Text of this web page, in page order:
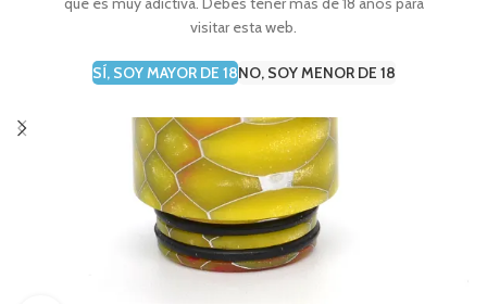
visitar esta web.
SÍ, SOY MAYOR DE 18NO, SOY MENOR DE 18